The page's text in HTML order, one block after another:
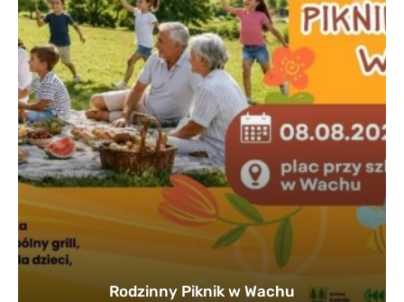
Rodzinny Piknik w Wachu